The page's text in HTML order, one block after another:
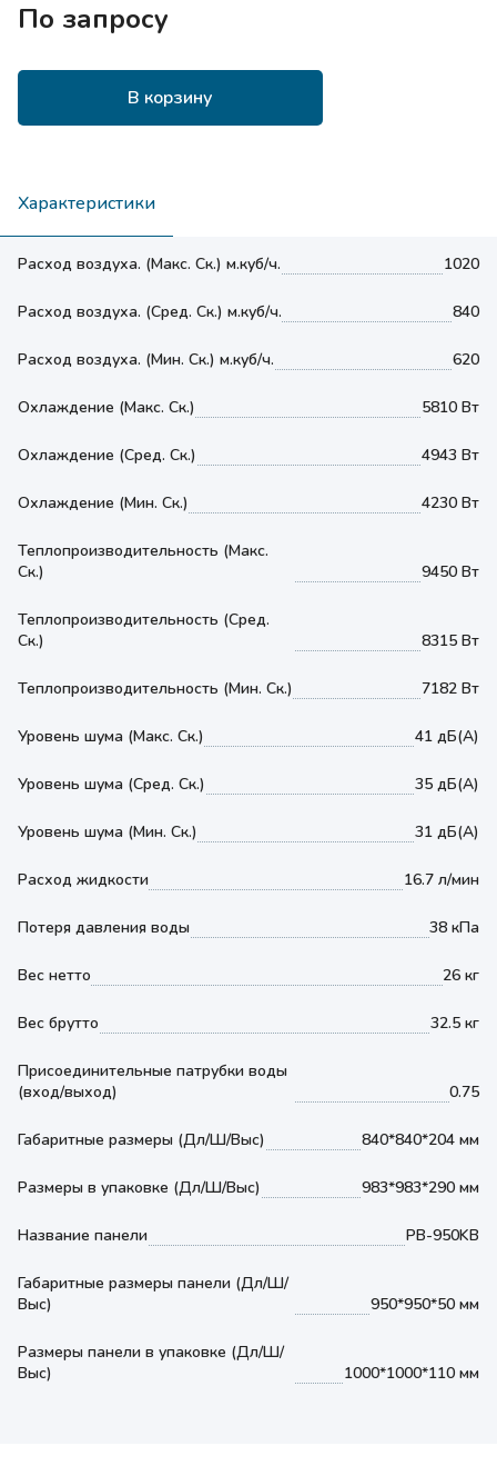
По запросу
В корзину
Характеристики
Расход воздуха. (Макс. Ск.) м.куб/ч. 1020
Расход воздуха. (Сред. Ск.) м.куб/ч. 840
Расход воздуха. (Мин. Ск.) м.куб/ч. 620
Охлаждение (Макс. Ск.) 5810 Вт
Охлаждение (Сред. Ск.) 4943 Вт
Охлаждение (Мин. Ск.) 4230 Вт
Теплопроизводительность (Макс.
Ск.)
9450 Вт
Теплопроизводительность (Сред.
Ск.)
8315 Вт
Теплопроизводительность (Мин. Ск.) 7182 Вт
Уровень шума (Макс. Ск.) 41 дБ(А)
Уровень шума (Сред. Ск.) 35 дБ(А)
Уровень шума (Мин. Ск.) 31 дБ(А)
Расход жидкости 16.7 л/мин
Потеря давления воды 38 кПа
Вес нетто 26 кг
Вес брутто 32.5 кг
Присоединительные патрубки воды
(вход/выход)
0.75
Габаритные размеры (Дл/Ш/Выс) 840*840*204 мм
Размеры в упаковке (Дл/Ш/Выс) 983*983*290 мм
Название панели PB-950KB
Габаритные размеры панели (Дл/Ш/
Выс)
950*950*50 мм
Размеры панели в упаковке (Дл/Ш/
Выс)
1000*1000*110 мм